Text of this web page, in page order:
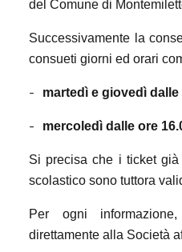
del Comune di
Successivamente la
consueti giorni ed orari
- martedì e giovedì dalle
- mercoledì dalle ore
Si precisa che i ticket
scolastico sono tuttora
Per ogni
direttamente alla Società